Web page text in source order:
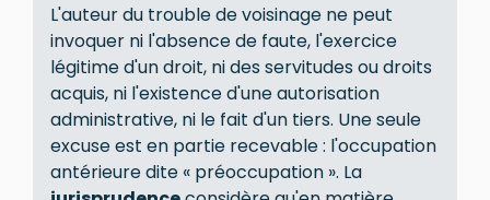
L'auteur du trouble de voisinage ne peut
invoquer ni l'absence de faute, l'exercice
légitime d'un droit, ni des servitudes ou droits
acquis, ni l'existence d'une autorisation
administrative, ni le fait d'un tiers. Une seule
excuse est en partie recevable : l'occupation
antérieure dite « préoccupation ». La